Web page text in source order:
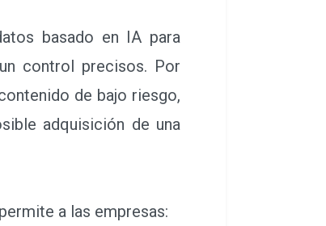
basado en IA para
control precisos. Por
de bajo riesgo,
adquisición de una
a las empresas: